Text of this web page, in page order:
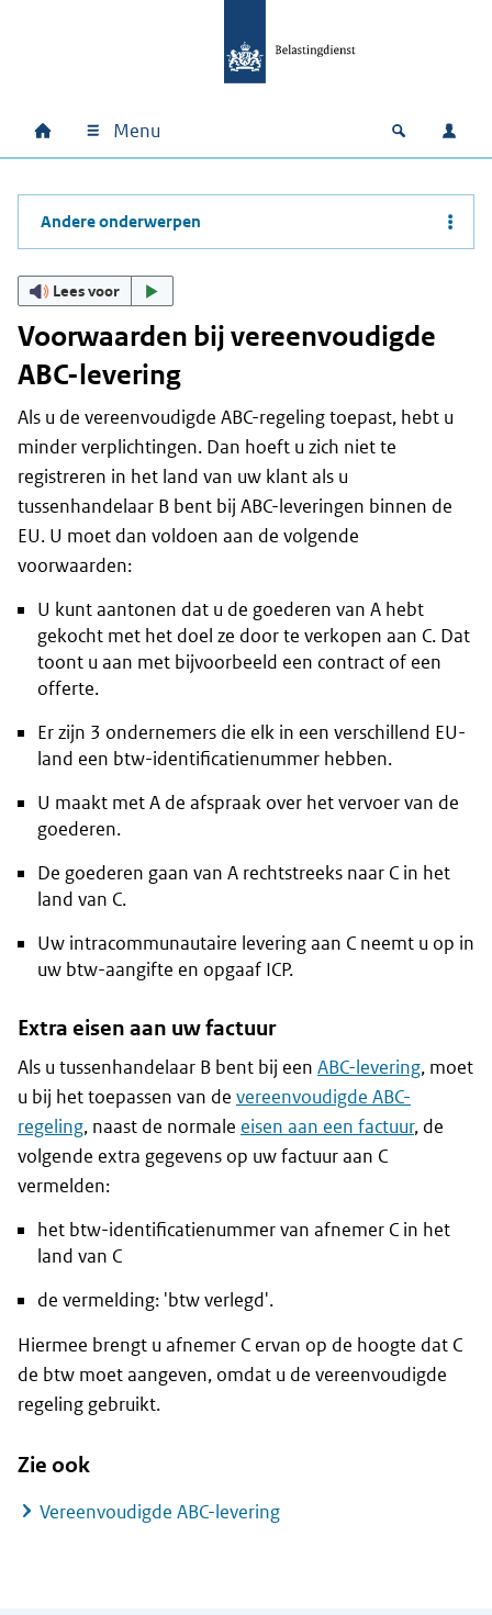
Hoofdnavigatie
Home Menu Open
Andere onderwerpen
Lees voor
Voorwaarden bij vereenvoudigde
ABC-levering
Als u de vereenvoudigde ABC-regeling toepast, hebt u
minder verplichtingen. Dan hoeft u zich niet te
registreren in het land van uw klant als u
tussenhandelaar B bent bij ABC-leveringen binnen de
EU. U moet dan voldoen aan de volgende
voorwaarden:
U kunt aantonen dat u de goederen van A hebt
gekocht met het doel ze door te verkopen aan C. Dat
toont u aan met bijvoorbeeld een contract of een
offerte.
Er zijn 3 ondernemers die elk in een verschillend EU-
land een btw-identificatienummer hebben.
U maakt met A de afspraak over het vervoer van de
goederen.
De goederen gaan van A rechtstreeks naar C in het
land van C.
Uw intracommunautaire levering aan C neemt u op in
uw btw-aangifte en opgaaf ICP.
Extra eisen aan uw factuur
Als u tussenhandelaar B bent bij een ABC-levering, moet
u bij het toepassen van de vereenvoudigde ABC-
regeling, naast de normale eisen aan een factuur, de
volgende extra gegevens op uw factuur aan C
vermelden:
het btw-identificatienummer van afnemer C in het
land van C
de vermelding: 'btw verlegd'.
Hiermee brengt u afnemer C ervan op de hoogte dat C
de btw moet aangeven, omdat u de vereenvoudigde
regeling gebruikt.
Zie ook
Vereenvoudigde ABC-levering